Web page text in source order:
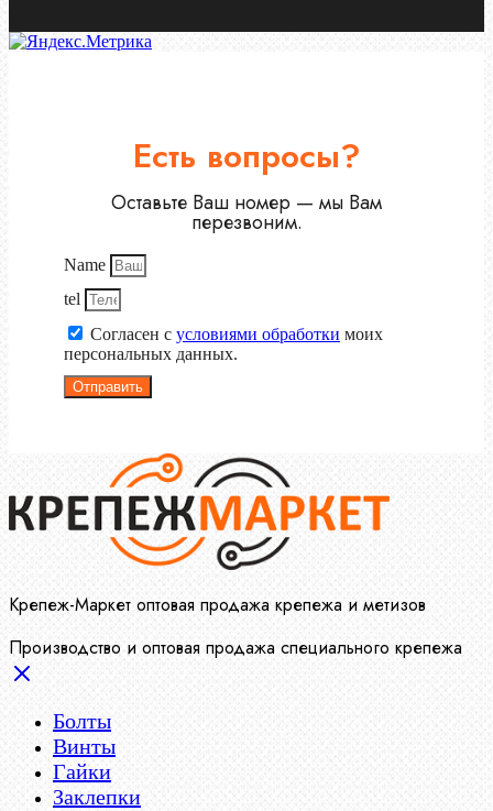
Есть вопросы?
Оставьте Ваш номер — мы Вам
перезвоним.
Name
tel
Согласен с условиями обработки моих
персональных данных.
Отправить
Крепеж-Маркет оптовая продажа крепежа и метизов
Производство и оптовая продажа специального крепежа
Болты
Винты
Гайки
Заклепки